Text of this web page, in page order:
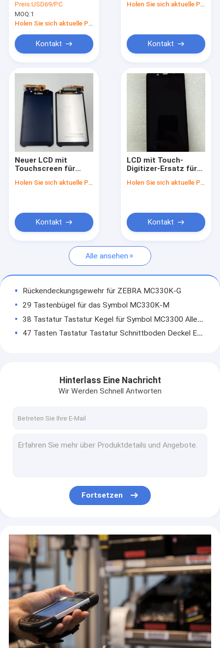
Qualitätskontrolle
Kontakt
Referenzen
Zebra-Mobilcomputer
Honeywell Mobilcomputer
Datalogische
Grafikkarten
EDA52 EDA56
Preis:USD69/PC
MOQ:1
Kontakt
Holen Sie sich aktuelle Preis
Kontakt
Neuer LCD mit
Touchscreen für
Holen Sie sich aktuelle Preis
Kontakt
LCD mit Touch-
Digitizer-Ersatz für
Holen Sie sich aktuelle Preis
Kontakt
Alle ansehen
Rückendeckungsgewehr für ZEBRA MC330K-G
29 Tastenbügel für das Symbol MC330K-M
38 Tastatur Tastatur Kegel für Symbol MC3300 Alle Serien
47 Tasten Tastatur Tastatur Schnittboden Deckel Ersatz für Zebra MC3300 MC330M-R
OEM Vorderdeckel für Honeywell Intermec CK65
OEM Rückendeckung für Honeywell CK65 EX20 Version
Alphanumerische 51 Tasten Tastatur Bezel Ersatz für Honeywell CK65 Tastatur
OEM 51 Tasten-Tastatur-Überlagerung für Intermec CK65 Alphanumerische Version
Vorderdeckel mit LCD-Modul und Touchscreen für Honeywell CT40 CT40XP
LCD-Modul mit Touchscreen für Honeywell CT50 CT60
Ersatz für LCD-Modul-Display für Zebra TC20 TC25
SE4710 Scanner Flexkabel für Zebra TC20 TC200J TC25 Scanner
Hinterlass Eine Nachricht
Wir Werden Schnell Antworten
Fortsetzen